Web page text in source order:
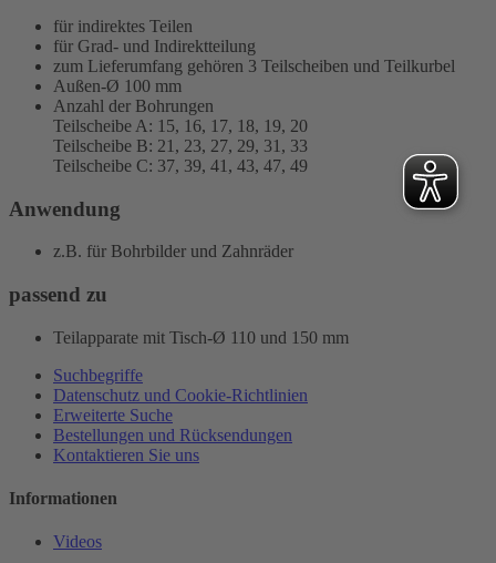
für indirektes Teilen
für Grad- und Indirektteilung
zum Lieferumfang gehören 3 Teilscheiben und Teilkurbel
Außen-Ø 100 mm
Anzahl der Bohrungen
Teilscheibe A: 15, 16, 17, 18, 19, 20
Teilscheibe B: 21, 23, 27, 29, 31, 33
Teilscheibe C: 37, 39, 41, 43, 47, 49
Anwendung
z.B. für Bohrbilder und Zahnräder
passend zu
Teilapparate mit Tisch-Ø 110 und 150 mm
Suchbegriffe
Datenschutz und Cookie-Richtlinien
Erweiterte Suche
Bestellungen und Rücksendungen
Kontaktieren Sie uns
Informationen
Videos